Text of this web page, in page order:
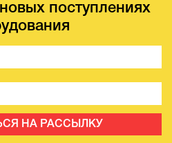
поступлениях
НА РАССЫЛКУ